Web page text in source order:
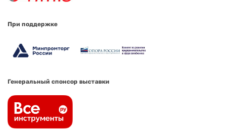
При поддержке
Генеральный спонсор выставки